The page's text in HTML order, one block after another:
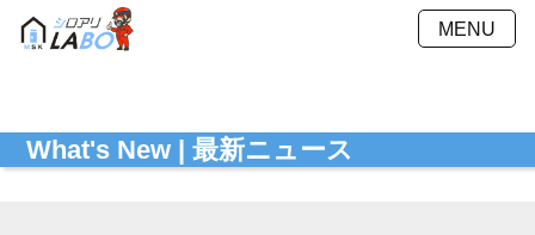
MENU
施工事例 Ｑ＆Ａ
What's New | 最新ニュース